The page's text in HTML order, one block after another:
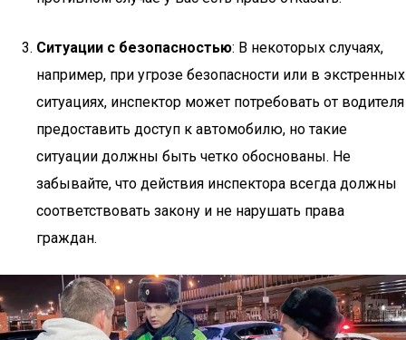
Ситуации с безопасностью: В некоторых случаях,
например, при угрозе безопасности или в экстренных
ситуациях, инспектор может потребовать от водителя
предоставить доступ к автомобилю, но такие
ситуации должны быть четко обоснованы. Не
забывайте, что действия инспектора всегда должны
соответствовать закону и не нарушать права
граждан.